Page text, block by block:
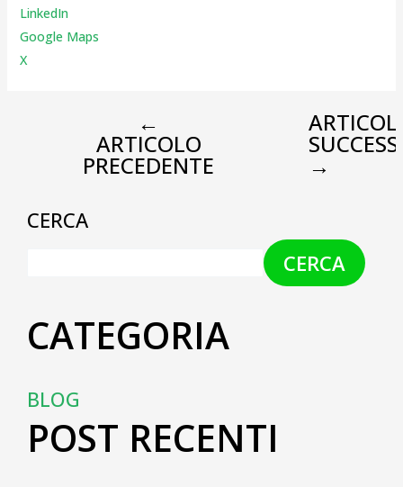
LinkedIn
Google Maps
X
←
ARTICOLO
PRECEDENTE →
CERCA
CERCA
CATEGORIA
BLOG
POST RECENTI